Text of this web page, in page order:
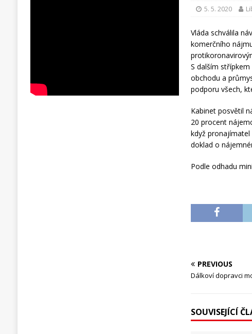
5. 5. 2020
Vláda schválila
komerčního
S dalším
obchodu a
podporu všech,
Kabinet posvětil
20 procent
když
doklad o
Podle odhadu
PREVIOUS
Dálkoví dopravci
SOUVISEJÍCÍ